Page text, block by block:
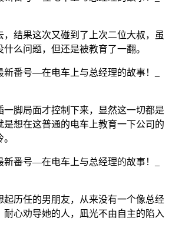
，结果这次又碰到了上次二位大叔，虽
么问题，但还是被教育了一翻。
一脚局面才控制下来，显然这一切都是
是想在这普通的电车上教育一下公司的
起历任的男朋友，从来没有一个像总经
心劝导她的人，凪光不由自主的陷入